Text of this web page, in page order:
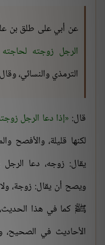
عن أبي على طلق بن
الرجل زوجته
الترمذي والنسائي،
قال: إذا دعا الرجل
لكنها قليلة، والأفصح
يقال: زوجه، دعا الرجل
ويصح أن يقال: زوجة،
ﷺ كما في هذا
الأحاديث في الصحيح،